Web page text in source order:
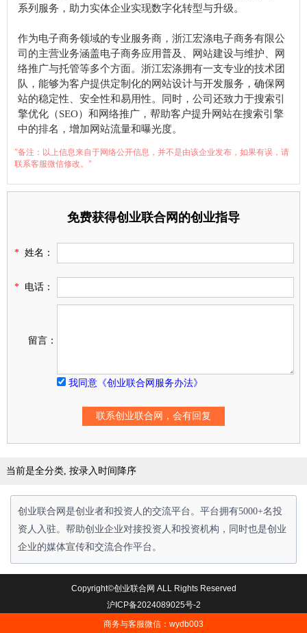
系列服务，助力实体企业实现数字化转型与升级。
作为电子商务领域的专业服务商，浙江宏涤电子商务有限公
司的主营业务涵盖电子商务应用普及、网站建设与维护、网
络推广与托管等多个方面。浙江宏涤拥有一支专业的技术团
队，能够为客户提供定制化的网站设计与开发服务，确保网
站的稳定性、安全性和易用性。同时，公司还致力于搜索引
擎优化（SEO）和网络推广，帮助客户提升网站在搜索引擎
中的排名，增加网站流量和曝光度。
"备注：以上信息来自于网络公开信息，并不是由该企业发布，如果有误，请
联系客服微信修改。"
免费获得创业联合网的创业指导
* 姓名：
* 电话：
留言：
我同意《创业联合网服务办法》
当前是全分类, 按录入时间降序
创业联合网是创业者和投资人的交流平台。平台拥有5000+名投
资人入驻。帮助创业企业对接投资人和投资机构，同时也是创业
企业的媒体宣传和交流合作平台。
Copyright©创业联合网 ALL Rights Reserved
沪ICP备2024089025号-2
商务与客服微信：wydb003